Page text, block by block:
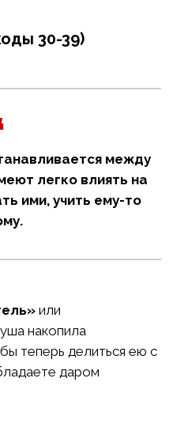
30-39)
между
легко влиять на
ими, учить ему-то
или
накопила
теперь делиться ею с
даром